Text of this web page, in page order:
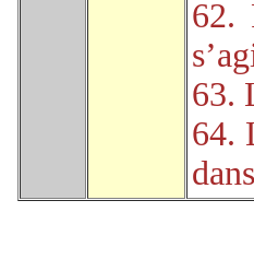
62.
s’
63.
64.